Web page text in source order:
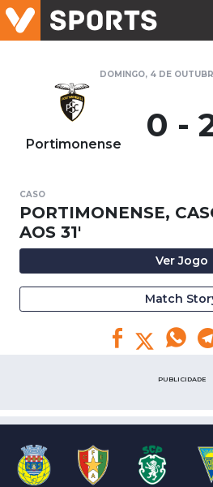
DOMINGO, 4 DE
Portimonense 0 -
CASO
PORTIMONENSE,
AOS 31'
Ver Jogo
Match
PUBLICIDADE